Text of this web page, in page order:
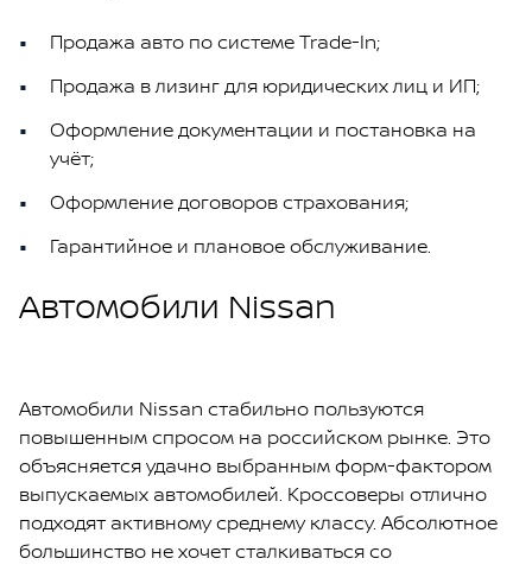
Продажа авто по системе Trade-In;
Продажа в лизинг для юридических лиц и ИП;
Оформление документации и постановка на
учёт;
Оформление договоров страхования;
Гарантийное и плановое обслуживание.
Автомобили Nissan
Автомобили Nissan стабильно пользуются
повышенным спросом на российском рынке. Это
объясняется удачно выбранным форм-фактором
выпускаемых автомобилей. Кроссоверы отлично
подходят активному среднему классу. Абсолютное
большинство не хочет сталкиваться cо